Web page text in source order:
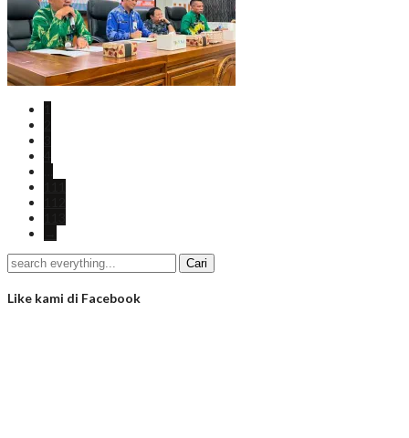
Like kami di Facebook